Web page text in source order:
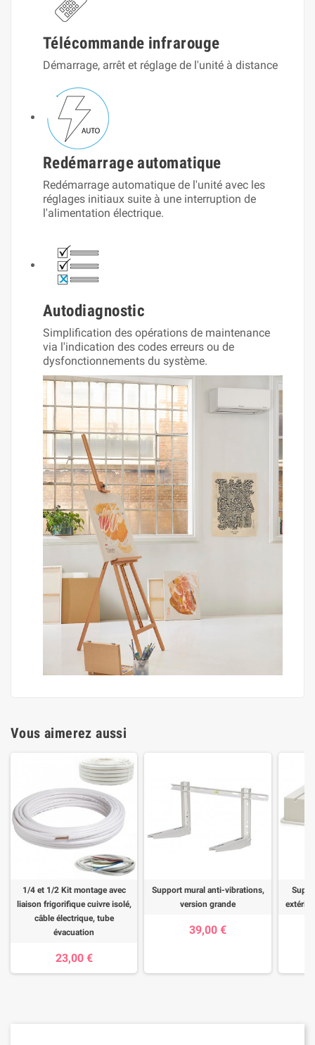
Télécommande infrarouge
Démarrage, arrêt et réglage de l'unité à distance
Redémarrage automatique
Redémarrage automatique de l'unité avec les
réglages initiaux suite à une interruption de
l'alimentation électrique.
Autodiagnostic
Simplification des opérations de maintenance
via l'indication des codes erreurs ou de
dysfonctionnements du système.
Vous aimerez aussi
1/4 et 1/2 Kit montage avec
liaison frigorifique cuivre isolé,
câble électrique, tube
évacuation
23,00 €
Support mural anti-vibrations,
version grande
39,00 €